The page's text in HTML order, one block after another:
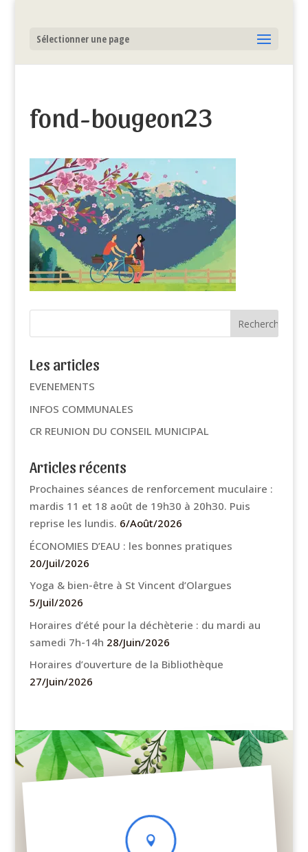
Sélectionner une page
fond-bougeon23
Les articles
EVENEMENTS
INFOS COMMUNALES
CR REUNION DU CONSEIL MUNICIPAL
Articles récents
Prochaines séances de renforcement muculaire :
mardis 11 et 18 août de 19h30 à 20h30. Puis
reprise les lundis. 6/Août/2026
ÉCONOMIES D’EAU : les bonnes pratiques
20/Juil/2026
Yoga & bien-être à St Vincent d’Olargues
5/Juil/2026
Horaires d’été pour la déchèterie : du mardi au
samedi 7h-14h 28/Juin/2026
Horaires d’ouverture de la Bibliothèque
27/Juin/2026
